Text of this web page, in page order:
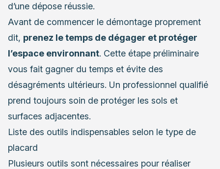
d’une dépose réussie.
Avant de commencer le démontage proprement
dit, prenez le temps de dégager et protéger
l’espace environnant. Cette étape préliminaire
vous fait gagner du temps et évite des
désagréments ultérieurs. Un professionnel qualifié
prend toujours soin de protéger les sols et
surfaces adjacentes.
Liste des outils indispensables selon le type de
placard
Plusieurs outils sont nécessaires pour réaliser